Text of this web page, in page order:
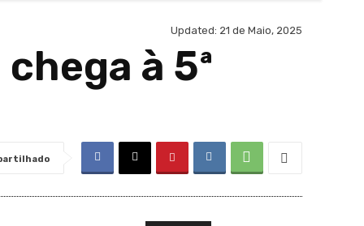
Updated: 21 de Maio, 2025
à 5ª